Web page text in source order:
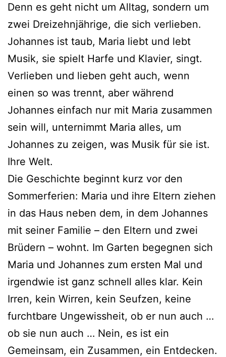
Denn es geht nicht um Alltag, son­dern um
zwei Dreizehnjährige, die sich ver­lie­ben.
Johannes ist taub, Maria liebt und lebt
Musik, sie spielt Harfe und Klavier, singt.
Verlieben und lie­ben geht auch, wenn
einen so was trennt, aber wäh­rend
Johannes ein­fach nur mit Maria zusam­men
sein will, unter­nimmt Maria alles, um
Johannes zu zei­gen, was Musik für sie ist.
Ihre Welt.
Die Geschichte beginnt kurz vor den
Sommerferien: Maria und ihre Eltern zie­hen
in das Haus neben dem, in dem Johannes
mit sei­ner Familie – den Eltern und zwei
Brüdern – wohnt. Im Garten begeg­nen sich
Maria und Johannes zum ers­ten Mal und
irgend­wie ist ganz schnell alles klar. Kein
Irren, kein Wirren, kein Seufzen, kei­ne
furcht­ba­re Ungewissheit, ob er nun auch …
ob sie nun auch … Nein, es ist ein
Gemeinsam, ein Zusammen, ein Entdecken.